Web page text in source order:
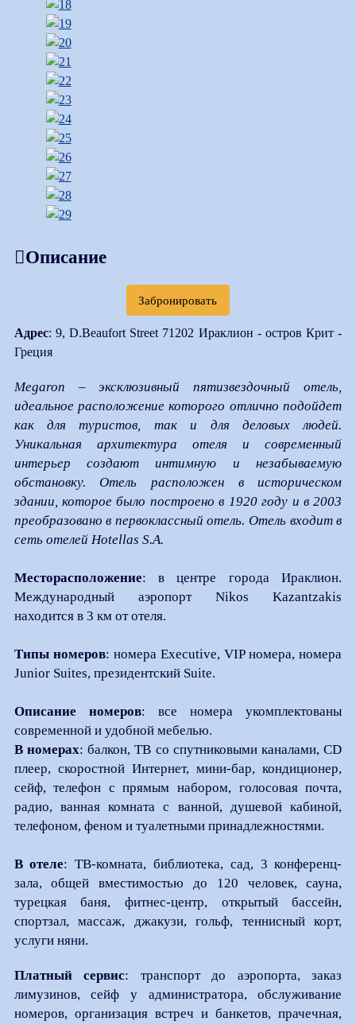
Описание
Забронировать
Адрес: 9, D.Beaufort Street 71202 Ираклион - остров Крит -
Греция
Megaron – эксклюзивный пятизвездочный отель,
идеальное расположение которого отлично подойдет
как для туристов, так и для деловых людей.
Уникальная архитектура отеля и современный
интерьер создают интимную и незабываемую
обстановку. Отель расположен в историческом
здании, которое было построено в 1920 году и в 2003
преобразовано в первоклассный отель. Отель входит в
сеть отелей Hotellas S.A.
Месторасположение: в центре города Ираклион.
Международный аэропорт Nikos Kazantzakis
находится в 3 км от отеля.
Типы номеров: номера Executive, VIP номера, номера
Junior Suites, президентский Suite.
Описание номеров: все номера укомплектованы
современной и удобной мебелью.
В номерах: балкон, ТВ со спутниковыми каналами, CD
плеер, скоростной Интернет, мини-бар, кондиционер,
сейф, телефон с прямым набором, голосовая почта,
радио, ванная комната с ванной, душевой кабиной,
телефоном, феном и туалетными принадлежностями.
В отеле: ТВ-комната, библиотека, сад, 3 конференц-
зала, общей вместимостью до 120 человек, сауна,
турецкая баня, фитнес-центр, открытый бассейн,
спортзал, массаж, джакузи, гольф, теннисный корт,
услуги няни.
Платный сервис: транспорт до аэропорта, заказ
лимузинов, сейф у администратора, обслуживание
номеров, организация встреч и банкетов, прачечная,